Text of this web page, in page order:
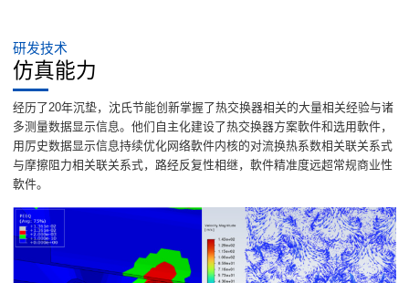
研发技术
仿真能力
经历了20年沉垫，沈氏节能创新掌握了热交换器相关的大量相关经验与诸
多测量数据显示信息。他们自主化建设了热交换器方案軟件和选用軟件，
用厉史数据显示信息持续优化网络軟件内核的对流换热系数相关联关系式
与摩擦阻力相关联关系式，路经反复性相继，軟件精准度远超常规商业性
軟件。